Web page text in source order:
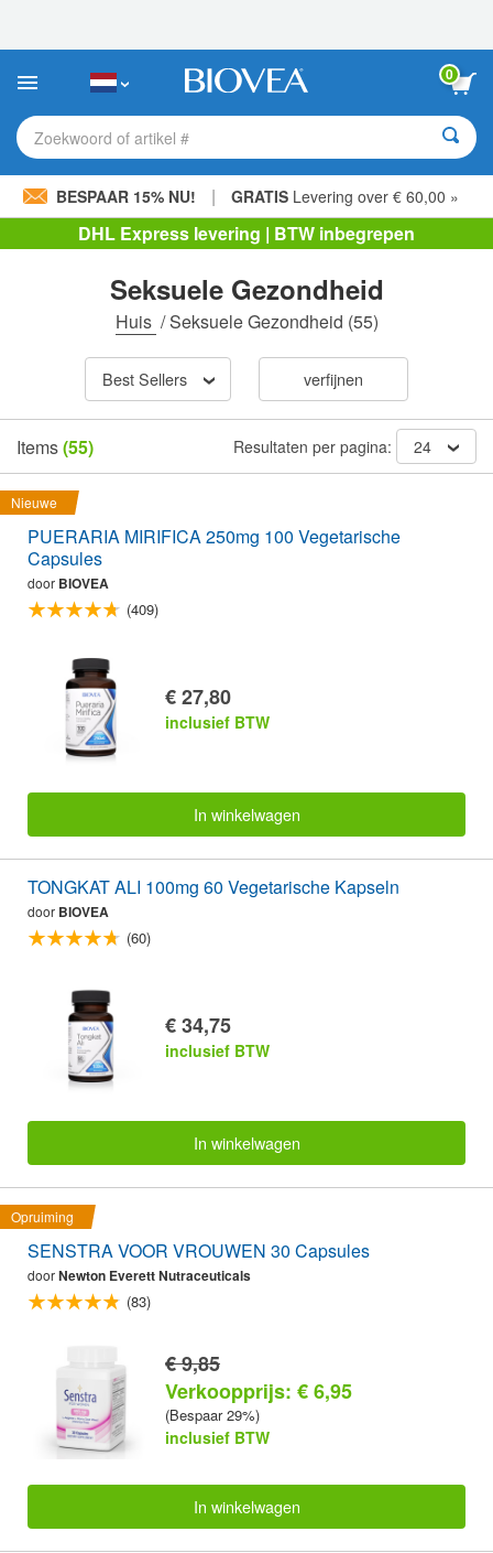
Deze
bevat
toegankelijkheidssysteem.
0
Zoekwoord of artikel #
BESPAAR 15% NU! | GRATIS Levering over € 60,00 »
DHL Express levering | BTW inbegrepen
Seksuele Gezondheid
Huis /Seksuele Gezondheid (55)
Best Sellers verfijnen
Items(55) Resultaten per pagina: 24
Nieuwe
PUERARIA MIRIFICA 250mg 100 Vegetarische
Capsules
door BIOVEA
(409)
€ 27,80
inclusief BTW
In winkelwagen
TONGKAT ALI 100mg 60 Vegetarische Kapseln
door BIOVEA
(60)
€ 34,75
inclusief BTW
In winkelwagen
Opruiming
SENSTRA VOOR VROUWEN 30 Capsules
doorNewton Everett Nutraceuticals
(83)
€ 9,85
Verkoopprijs: € 6,95
(Bespaar 29%)
inclusief BTW
In winkelwagen